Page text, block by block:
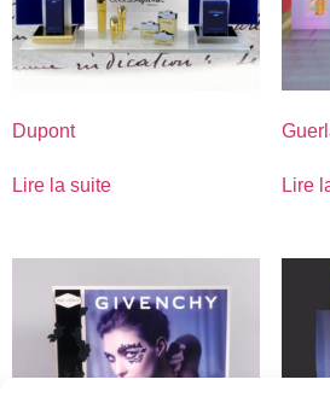
Dupont
Lire la suite Lire